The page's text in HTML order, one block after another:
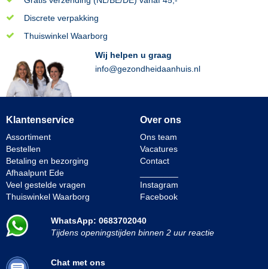
Discrete verpakking
Thuiswinkel Waarborg
Wij helpen u graag
info@gezondheidaanhuis.nl
Klantenservice
Assortiment
Bestellen
Betaling en bezorging
Afhaalpunt Ede
Veel gestelde vragen
Thuiswinkel Waarborg
Over ons
Ons team
Vacatures
Contact
Instagram
Facebook
WhatsApp: 0683702040
Tijdens openingstijden binnen 2 uur reactie
Chat met ons